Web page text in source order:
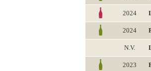
2024
2024
N.V.
2023